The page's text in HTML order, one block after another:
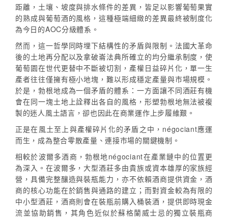
距離，土壤、坡度與排水條件的差異，皆足以影響葡萄果實
的熟成與葡萄酒的風格，這種極端細緻的差異最終被制度化
為今日的AOC分級體系。
然而，這一哲學同時埋下結構性的矛盾與限制。法國大革命
後的土地再分配以及拿破崙法典所確立的均分繼承制度，使
葡萄園在世代更替中不斷被切割，產權日益碎片化，單一生
產者往往僅擁有極小地塊，難以形成穩定產量與市場規模。
於是，勃根地成為一個矛盾的體系：一方面讓不同酒莊有機
會在同一塊土地上詮釋出各自的風格，形塑勃根地無法被複
製的迷人風土語言，卻也因此在商業運作上步履維艱。
正是在風土至上與產權碎片化的矛盾之中，négociant應運
而生，成為整合零散產量、連接市場的關鍵機制。
相較於波爾多酒商，勃根地négociant在產業鏈中的位置更
為深入。在波爾多，大型酒莊多由貴族或資本雄厚的家族經
營，具備完整釀造與裝瓶能力，亦不依賴酒商提供資金，酒
商的核心功能在於銷售與通路的建立；而對資金較為有限的
中小型酒莊，酒商則會在裝瓶前購入桶裝酒，提供即時現金
流並協助銷售，其角色近似於蘇格蘭威士忌的獨立裝瓶商